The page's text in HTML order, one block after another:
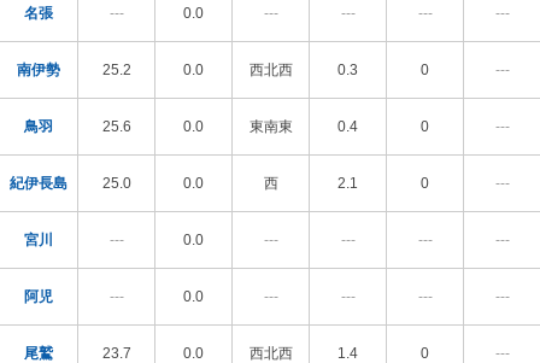
名張 --- 0.0 --- --- --- ---
南伊勢 25.2 0.0 西北西 0.3 0 ---
鳥羽 25.6 0.0 東南東 0.4 0 ---
紀伊長島 25.0 0.0 西 2.1 0 ---
宮川 --- 0.0 --- --- --- ---
阿児 --- 0.0 --- --- --- ---
尾鷲 23.7 0.0 西北西 1.4 0 ---